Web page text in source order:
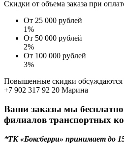
Скидки от объема заказа при
От 25 000 рублей
1%
От 50 000 рублей
2%
От 100 000 рублей
3%
Повышенные скидки обсуждаются
+7 902 317 92 20 Марина
Ваши заказы мы бесплатно
филиалов транспортных
*ТК «Боксберри» принимает до